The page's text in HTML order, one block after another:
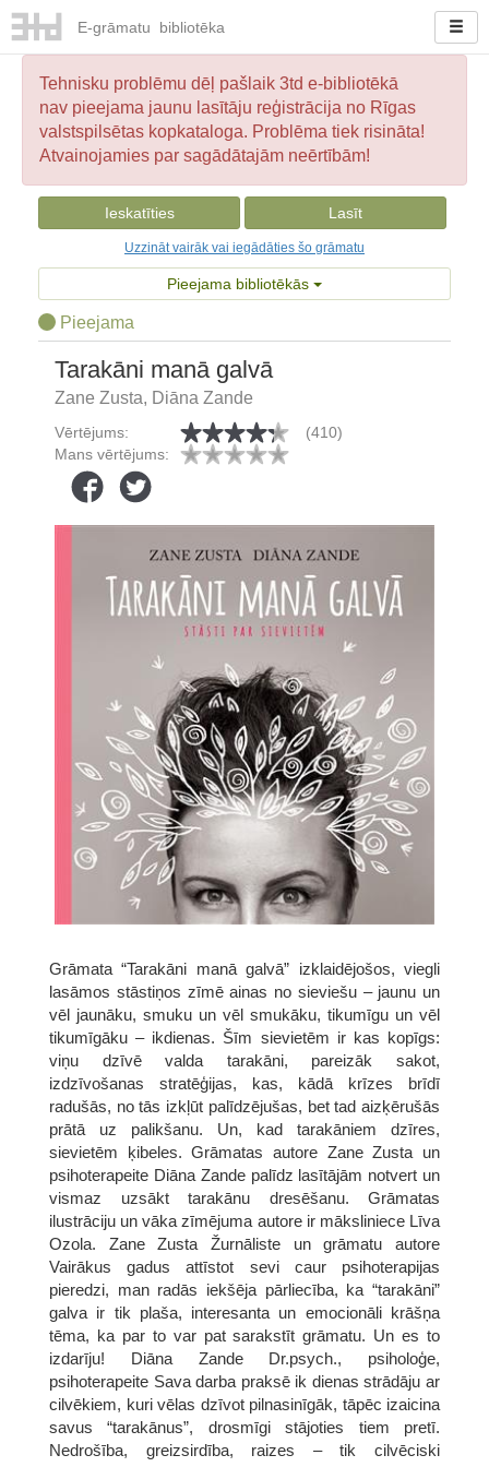
E-grāmatu bibliotēka
Tehnisku problēmu dēļ pašlaik 3td e-bibliotēkā
nav pieejama jaunu lasītāju reģistrācija no Rīgas
valstspilsētas kopkataloga. Problēma tiek risināta!
Atvainojamies par sagādātajām neērtībām!
Ieskatīties Lasīt
Uzzināt vairāk vai iegādāties šo grāmatu
Pieejama bibliotēkās
Pieejama
Tarakāni manā galvā
Zane Zusta, Diāna Zande
Vērtējums:
(410)
Mans vērtējums:
Grāmata “Tarakāni manā galvā” izklaidējošos, viegli
lasāmos stāstiņos zīmē ainas no sieviešu – jaunu un
vēl jaunāku, smuku un vēl smukāku, tikumīgu un vēl
tikumīgāku – ikdienas. Šīm sievietēm ir kas kopīgs:
viņu dzīvē valda tarakāni, pareizāk sakot,
izdzīvošanas stratēģijas, kas, kādā krīzes brīdī
radušās, no tās izkļūt palīdzējušas, bet tad aizķērušās
prātā uz palikšanu. Un, kad tarakāniem dzīres,
sievietēm ķibeles. Grāmatas autore Zane Zusta un
psihoterapeite Diāna Zande palīdz lasītājām notvert un
vismaz uzsākt tarakānu dresēšanu. Grāmatas
ilustrāciju un vāka zīmējuma autore ir māksliniece Līva
Ozola. Zane Zusta Žurnāliste un grāmatu autore
Vairākus gadus attīstot sevi caur psihoterapijas
pieredzi, man radās iekšēja pārliecība, ka “tarakāni”
galva ir tik plaša, interesanta un emocionāli krāšņa
tēma, ka par to var pat sarakstīt grāmatu. Un es to
izdarīju! Diāna Zande Dr.psych., psiholoģe,
psihoterapeite Sava darba praksē ik dienas strādāju ar
cilvēkiem, kuri vēlas dzīvot pilnasinīgāk, tāpēc izaicina
savus “tarakānus”, drosmīgi stājoties tiem pretī.
Nedrošība, greizsirdība, raizes – tik cilvēciski